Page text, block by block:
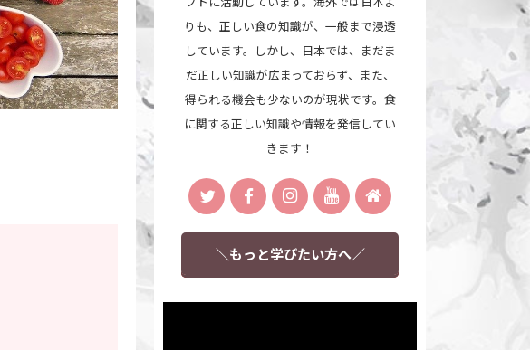
りも、正しい食の知識が、一般まで浸透
しています。しかし、日本では、まだま
だ正しい知識が広まっておらず、また、
得られる機会も少ないのが現状です。食
に関する正しい知識や情報を発信してい
きます！
＼もっと学びたい方へ／